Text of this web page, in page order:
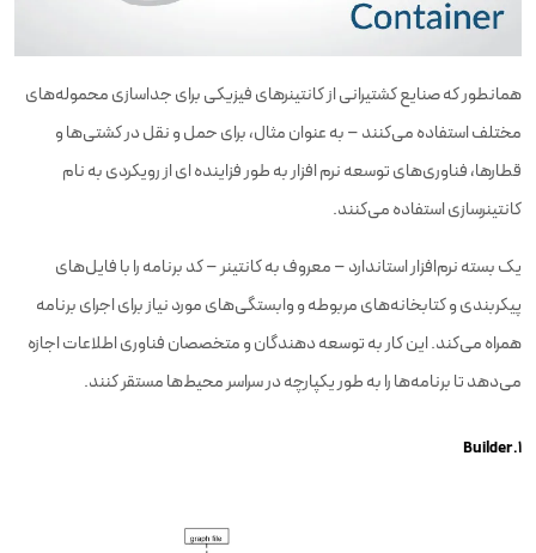
همانطور که صنایع کشتیرانی از کانتینرهای فیزیکی برای جداسازی محموله‌های
مختلف استفاده می‌کنند – به عنوان مثال، برای حمل و نقل در کشتی‌ها و
قطارها، فناوری‌های توسعه نرم افزار به طور فزاینده ای از رویکردی به نام
کانتینرسازی استفاده می‌کنند.
یک بسته نرم‌افزار استاندارد – معروف به کانتینر – کد برنامه را با فایل‌های
پیکربندی و کتابخانه‌های مربوطه و وابستگی‌های مورد نیاز برای اجرای برنامه
همراه می‌کند. این کار به توسعه دهندگان و متخصصان فناوری اطلاعات اجازه
می‌دهد تا برنامه‌ها را به طور یکپارچه در سراسر محیط‌ها مستقر کنند.
۱.Builder